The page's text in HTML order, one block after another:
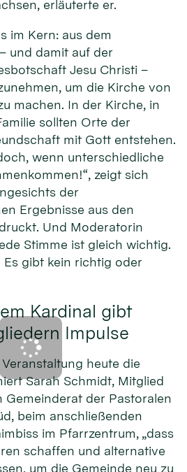
erläuterte er.
im Kern: aus dem
und damit auf der
Jesu Christi –
um die Kirche von
machen. In der Kirche, in
sollten Orte der
mit Gott entstehen.
wenn unterschiedliche
zeigt sich
der
Ergebnisse aus den
Und Moderatorin
Stimme ist gleich wichtig.
gibt kein richtig oder
Kardinal gibt
Impulse
heute die
Sarah Schmidt, Mitglied
Gemeinderat der Pastoralen
beim anschließenden
im Pfarrzentrum, „dass
schaffen und alternative
um die Gemeinde neu zu